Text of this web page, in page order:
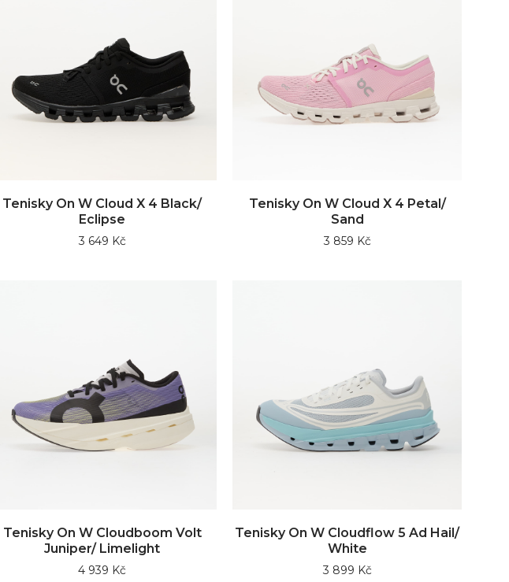
Tenisky On W Cloud X 4 Black/
Eclipse
3 649 Kč
Tenisky On W Cloud X 4 Petal/
Sand
3 859 Kč
Tenisky On W Cloudboom Volt
Juniper/ Limelight
4 939 Kč
Tenisky On W Cloudflow 5 Ad Hail/
White
3 899 Kč